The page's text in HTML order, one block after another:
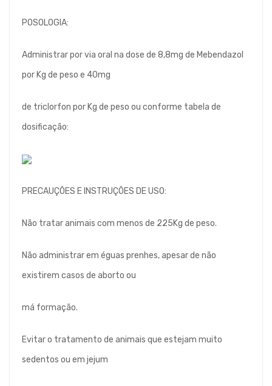
POSOLOGIA:
Administrar por via oral na dose de 8,8mg de Mebendazol
por Kg de peso e 40mg
de triclorfon por Kg de peso ou conforme tabela de
dosificação:
PRECAUÇÕES E INSTRUÇÕES DE USO:
Não tratar animais com menos de 225Kg de peso.
Não administrar em éguas prenhes, apesar de não
existirem casos de aborto ou
má formação.
Evitar o tratamento de animais que estejam muito
sedentos ou em jejum